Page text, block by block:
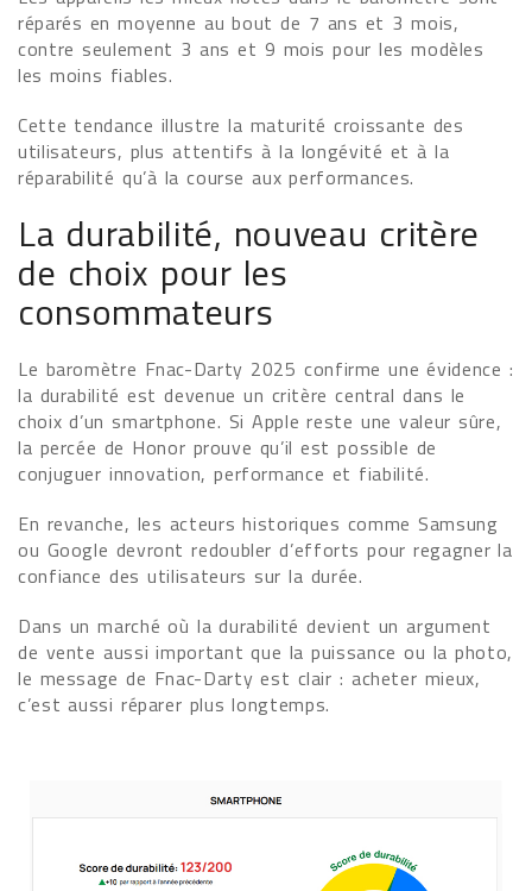
réparés en moyenne au bout de 7 ans et 3 mois,
contre seulement 3 ans et 9 mois pour les modèles
les moins fiables.
Cette tendance illustre la maturité croissante des
utilisateurs, plus attentifs à la longévité et à la
réparabilité qu’à la course aux performances.
La durabilité, nouveau critère
de choix pour les
consommateurs
Le baromètre Fnac-Darty 2025 confirme une évidence :
la durabilité est devenue un critère central dans le
choix d’un smartphone. Si Apple reste une valeur sûre,
la percée de Honor prouve qu’il est possible de
conjuguer innovation, performance et fiabilité.
En revanche, les acteurs historiques comme Samsung
ou Google devront redoubler d’efforts pour regagner la
confiance des utilisateurs sur la durée.
Dans un marché où la durabilité devient un argument
de vente aussi important que la puissance ou la photo,
le message de Fnac-Darty est clair : acheter mieux,
c’est aussi réparer plus longtemps.